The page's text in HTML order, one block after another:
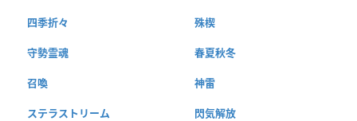
四季折々 殊楔
守勢霊魂 春夏秋冬
召喚 神雷
ステラストリーム 閃気解放